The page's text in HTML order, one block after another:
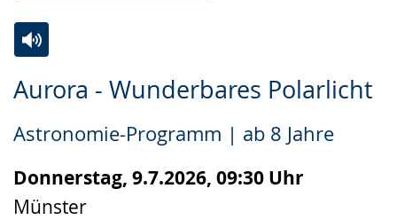
Aurora - Wunderbares Polarlicht
Astronomie-Programm | ab 8 Jahre
Donnerstag, 9.7.2026, 09:30 Uhr
Münster
Leichten
wechseln.
Audio-
Video
Deutscher
Gebärdensprache
wird